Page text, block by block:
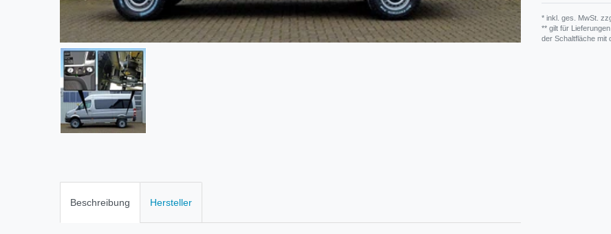
* inkl. ges. MwSt.
** gilt für
der Schaltfläche mit
Beschreibung Hersteller